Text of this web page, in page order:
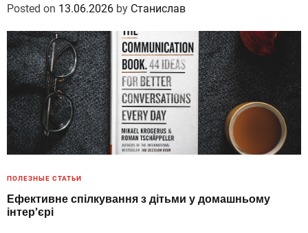
Posted on 13.06.2026 by Станислав
ПОЛЕЗНЫЕ СТАТЬИ
Ефективне спілкування з дітьми у домашньому
інтер’єрі